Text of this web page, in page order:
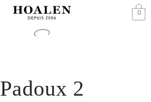
0
Padoux 2